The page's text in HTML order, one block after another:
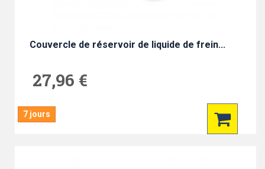
Couvercle de réservoir de liquide de frein...
27,96 €
7 jours